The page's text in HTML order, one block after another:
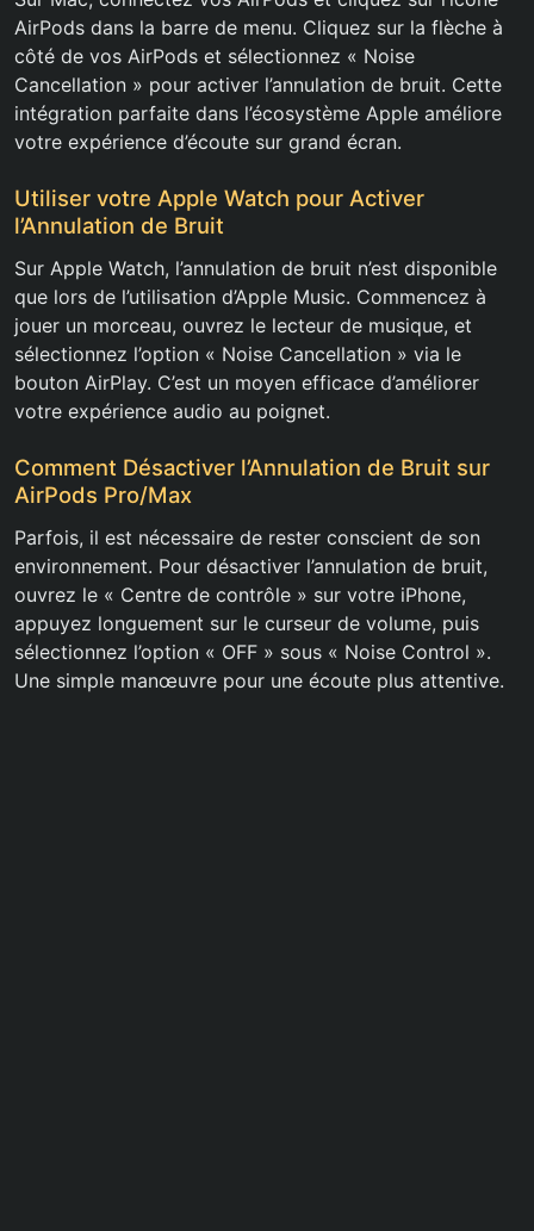
AirPods dans la barre de menu. Cliquez sur la flèche à
côté de vos AirPods et sélectionnez « Noise
Cancellation » pour activer l’annulation de bruit. Cette
intégration parfaite dans l’écosystème Apple améliore
votre expérience d’écoute sur grand écran.
Utiliser votre Apple Watch pour Activer
l’Annulation de Bruit
Sur Apple Watch, l’annulation de bruit n’est disponible
que lors de l’utilisation d’Apple Music. Commencez à
jouer un morceau, ouvrez le lecteur de musique, et
sélectionnez l’option « Noise Cancellation » via le
bouton AirPlay. C’est un moyen efficace d’améliorer
votre expérience audio au poignet.
Comment Désactiver l’Annulation de Bruit sur
AirPods Pro/Max
Parfois, il est nécessaire de rester conscient de son
environnement. Pour désactiver l’annulation de bruit,
ouvrez le « Centre de contrôle » sur votre iPhone,
appuyez longuement sur le curseur de volume, puis
sélectionnez l’option « OFF » sous « Noise Control ».
Une simple manœuvre pour une écoute plus attentive.